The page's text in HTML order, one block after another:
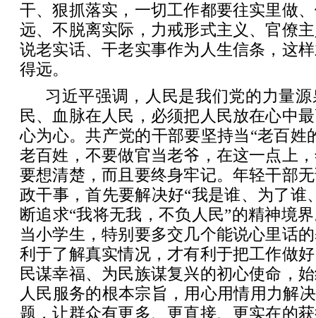
干、狠抓落实，一切工作都要往实里做
远、不脱离实际，力戒形式主义、官僚
说老实话、干老实事作为人生信条，这
得远。
习近平强调，人民是我们党的力量
民、血脉在人民，必须把人民放在心中
心为心。共产党的干部要坚持当“老百姓
老百姓，不要做官当老爷，在这一点上
要想清楚，而且要终身牢记。年轻干部
政干事，首先要解决好“我是谁、为了谁
断追求“我将无我，不负人民”的精神境
当小学生，特别要多交几个能说心里话
利于了解真实情况，才有利于把工作做
民谋幸福、为民族谋复兴的初心使命，
人民服务的根本宗旨，用心用情用力解
题，让群众有更多、更直接、更实在的